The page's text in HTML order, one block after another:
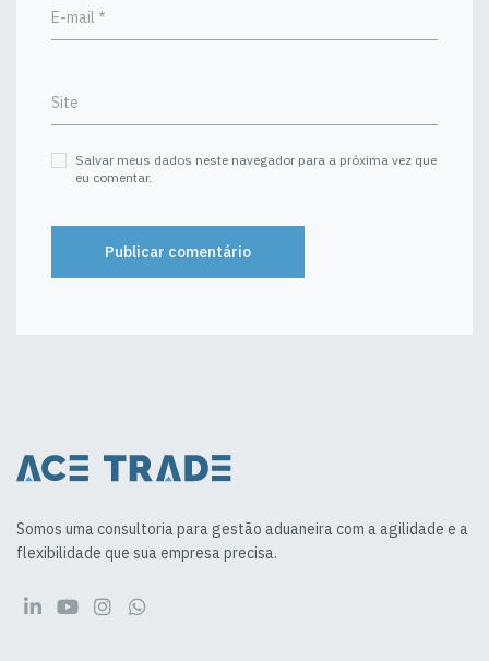
E-mail *
Site
Salvar meus dados neste navegador para a próxima vez que
eu comentar.
Somos uma consultoria para gestão aduaneira com a agilidade e a
flexibilidade que sua empresa precisa.